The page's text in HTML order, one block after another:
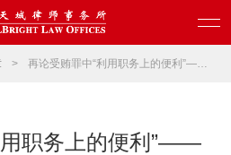
> 再论受贿罪中“利用职务上的便利”——兼评《贪污贿赂司法解释（二）》第14条
用职务上的便利”——